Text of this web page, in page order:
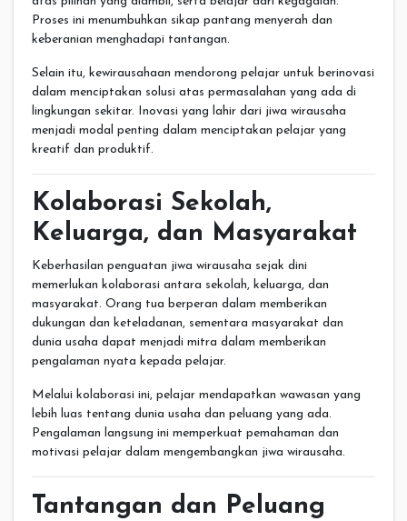
Proses ini menumbuhkan sikap pantang menyerah dan
keberanian menghadapi tantangan.
Selain itu, kewirausahaan mendorong pelajar untuk berinovasi
dalam menciptakan solusi atas permasalahan yang ada di
lingkungan sekitar. Inovasi yang lahir dari jiwa wirausaha
menjadi modal penting dalam menciptakan pelajar yang
kreatif dan produktif.
Kolaborasi Sekolah,
Keluarga, dan Masyarakat
Keberhasilan penguatan jiwa wirausaha sejak dini
memerlukan kolaborasi antara sekolah, keluarga, dan
masyarakat. Orang tua berperan dalam memberikan
dukungan dan keteladanan, sementara masyarakat dan
dunia usaha dapat menjadi mitra dalam memberikan
pengalaman nyata kepada pelajar.
Melalui kolaborasi ini, pelajar mendapatkan wawasan yang
lebih luas tentang dunia usaha dan peluang yang ada.
Pengalaman langsung ini memperkuat pemahaman dan
motivasi pelajar dalam mengembangkan jiwa wirausaha.
Tantangan dan Peluang